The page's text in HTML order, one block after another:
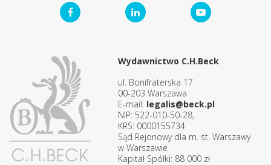
Wydawnictwo C.H.Beck
ul. Bonifraterska 17
00-203 Warszawa
E-mail: legalis@beck.pl
NIP: 522-010-50-28,
KRS: 0000155734
Sąd Rejonowy dla m. st. Warszawy
w Warszawie
Kapitał Spółki: 88 000 zł